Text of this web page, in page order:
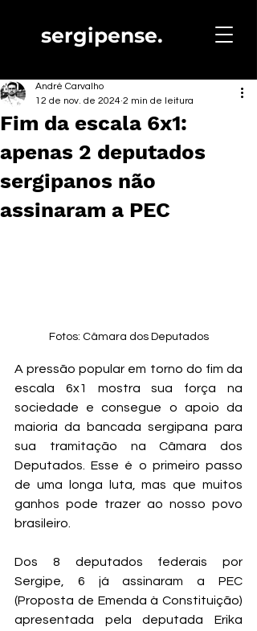
sergipense.
Fim da escala 6x1:
apenas 2 deputados
sergipanos não
assinaram a PEC
André Carvalho
12 de nov. de 2024 2 min de leitura
Fotos: Câmara dos Deputados
A pressão popular em torno do fim da
escala 6x1 mostra sua força na
sociedade e consegue o apoio da
maioria da bancada sergipana para
sua tramitação na Câmara dos
Deputados. Esse é o primeiro passo
de uma longa luta, mas que muitos
ganhos pode trazer ao nosso povo
brasileiro.
Dos 8 deputados federais por
Sergipe, 6 já assinaram a PEC
(Proposta de Emenda à Constituição)
apresentada pela deputada Erika